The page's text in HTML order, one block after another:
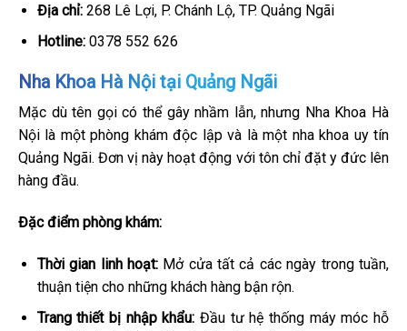
Địa chỉ:268 Lê Lợi, P. Chánh Lộ, TP. Quảng Ngãi
Hotline:0378 552 626
Nha Khoa Hà Nội tại Quảng Ngãi
Mặc dù tên gọi có thể gây nhầm lẫn, nhưng Nha Khoa Hà
Nội là một phòng khám độc lập và là một nha khoa uy tín
Quảng Ngãi. Đơn vị này hoạt động với tôn chỉ đặt y đức lên
hàng đầu.
Đặc điểm phòng khám:
Thời gian linh hoạt:Mở cửa tất cả các ngày trong tuần,
thuận tiện cho những khách hàng bận rộn.
Trang thiết bị nhập khẩu: Đầu tư hệ thống máy móc hỗ